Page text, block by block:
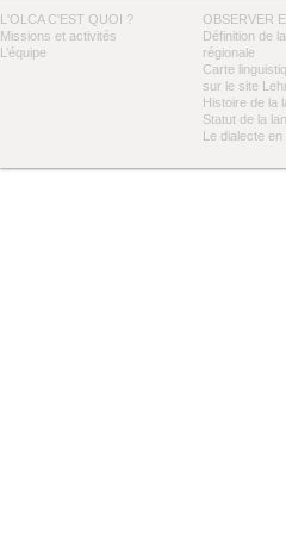
L'OLCA C'EST QUOI ?
Missions et activités
L’équipe
OBSERVER
Définition de
régionale
Carte
sur le site
Histoire de la
Statut de la
Le dialecte en